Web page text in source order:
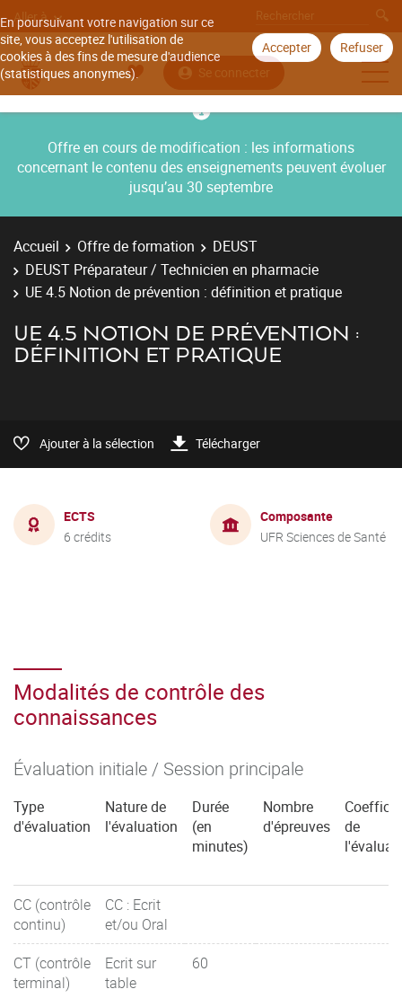
En poursuivant votre navigation sur ce
site, vous acceptez l'utilisation de
cookies à des fins de mesure d'audience
(statistiques anonymes).
Accepter Refuser
Aller à
Se connecter
Offre en cours de modification : les informations
concernant le contenu des enseignements peuvent évoluer
jusqu’au 30 septembre
Accueil Offre de formation
DEUST
DEUST Préparateur / Technicien en pharmacie
UE 4.5 Notion de prévention : définition et pratique
UE 4.5 NOTION DE PRÉVENTION :
DÉFINITION ET PRATIQUE
Ajouter à la sélection Télécharger
ECTS
6 crédits
Composante
UFR Sciences de Santé
Modalités de contrôle des
connaissances
Évaluation initiale / Session principale
Type
d'évaluation
Nature de
l'évaluation
Durée
(en
minutes)
Nombre
d'épreuves
de
CC (contrôle
continu)
CC : Ecrit
et/ou Oral
CT (contrôle
terminal)
Ecrit sur
table
60